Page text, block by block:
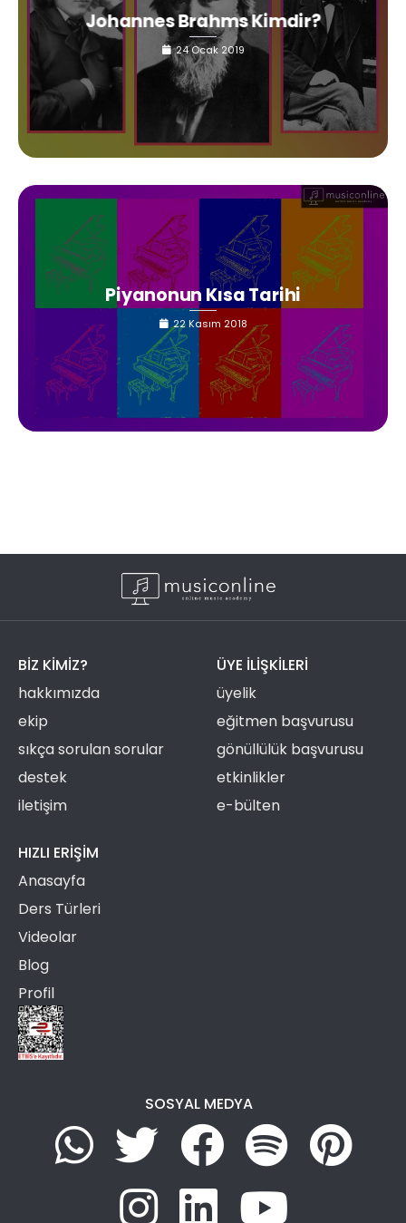
Johannes Brahms Kimdir?
24 Ocak 2019
Piyanonun Kısa Tarihi
22 Kasım 2018
BIZ KIMIZ?
hakkımızda
ekip
sıkça sorulan sorular
destek
iletişim
ÜYE ILIŞKILERI
üyelik
eğitmen başvurusu
gönüllülük başvurusu
etkinlikler
e-bülten
HIZLI ERIŞIM
Anasayfa
Ders Türleri
Videolar
Blog
Profil
SOSYAL MEDYA